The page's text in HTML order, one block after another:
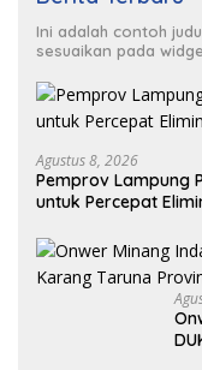
Ini adalah contoh
sesuaikan pada
Agustus 8, 2026
Pemprov Lampung
untuk Percepat
DUKUNG